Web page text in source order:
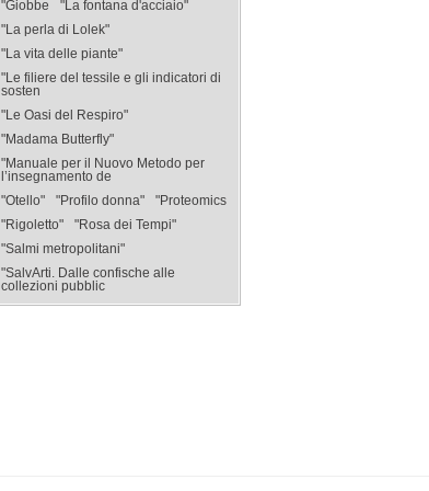
"Giobbe
"La fontana d'acciaio"
"La perla di Lolek"
"La vita delle piante"
"Le filiere del tessile e gli indicatori di
sosten
"Le Oasi del Respiro"
"Madama Butterfly"
"Manuale per il Nuovo Metodo per
l’insegnamento de
"Otello"
"Profilo donna"
"Proteomics
"Rigoletto"
"Rosa dei Tempi"
"Salmi metropolitani"
"SalvArti. Dalle confische alle
collezioni pubblic